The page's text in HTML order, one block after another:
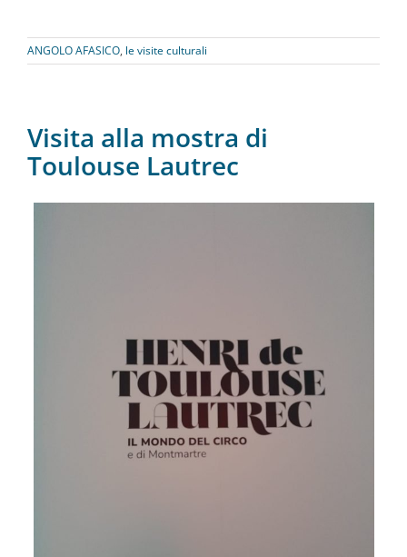
ANGOLO AFASICO, le visite culturali
Visita alla mostra di
Toulouse Lautrec